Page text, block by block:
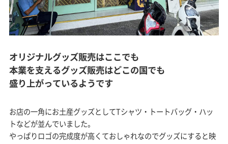
オリジナルグッズ販売はここでも
本業を支えるグッズ販売はどこの国でも
盛り上がっているようです
お店の一角にお土産グッズとしてTシャツ・トートバッグ・ハッ
トなどが並んでいました。
やっぱりロゴの完成度が高くておしゃれなのでグッズにすると映